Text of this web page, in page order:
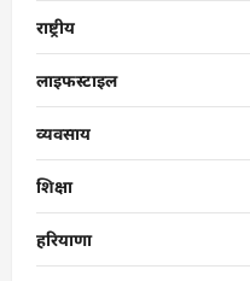
राष्ट्रीय
लाइफस्टाइल
व्यवसाय
शिक्षा
हरियाणा